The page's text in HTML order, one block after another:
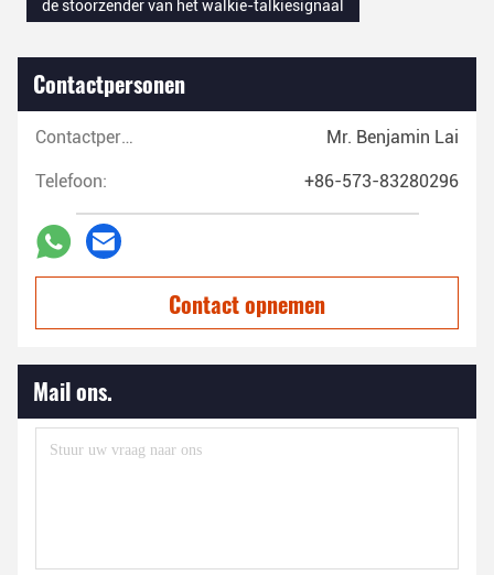
de stoorzender van het walkie-talkiesignaal
Contactpersonen
Contactpersonen: Mr. Benjamin Lai
Telefoon: +86-573-83280296
Contact opnemen
Mail ons.